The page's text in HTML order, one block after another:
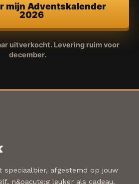
mijn Adventskalender
2026
uitverkocht. Levering ruim voor
december.
speciaalbier, afgestemd op jouw
n&oacute;g leuker als cadeau.